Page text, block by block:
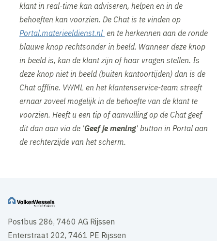
klant in real-time kan adviseren, helpen en in de
behoeften kan voorzien. De Chat is te vinden op
Portal.materieeldienst.nl en te herkennen aan de ronde
blauwe knop rechtsonder in beeld. Wanneer deze knop
in beeld is, kan de klant zijn of haar vragen stellen. Is
deze knop niet in beeld (buiten kantoortijden) dan is de
Chat offline. VWML en het klantenservice-team streeft
ernaar zoveel mogelijk in de behoefte van de klant te
voorzien. Heeft u een tip of aanvulling op de Chat geef
dit dan aan via de 'Geef je mening' button in Portal aan
de rechterzijde van het scherm.
Postbus 286, 7460 AG Rijssen
Enterstraat 202, 7461 PE Rijssen